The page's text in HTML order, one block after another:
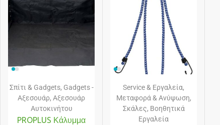
Σπίτι & Gadgets, Gadgets -
Αξεσουάρ,Αξεσουάρ
Αυτοκινήτου
PROPLUS Κάλυμμα
Service & Εργαλεία,
Μεταφορά & Ανύψωση,
Σκάλες, Βοηθητικά
Εργαλεία